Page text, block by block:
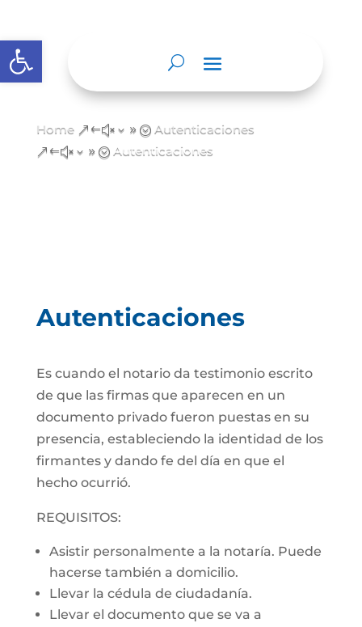
Abrir barra de herramientas
Home &#x39; Autenticaciones
&#x39; Autenticaciones
Autenticaciones
Es cuando el notario da testimonio escrito
de que las firmas que aparecen en un
documento privado fueron puestas en su
presencia, estableciendo la identidad de los
firmantes y dando fe del día en que el
hecho ocurrió.
REQUISITOS:
Asistir personalmente a la notaría. Puede
hacerse también a domicilio.
Llevar la cédula de ciudadanía.
Llevar el documento que se va a